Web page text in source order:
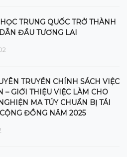
TRUNG QUỐC TRỞ THÀNH
ĐẦU TƯƠNG LAI
TRUYỀN CHÍNH SÁCH VIỆC
– GIỚI THIỆU VIỆC LÀM CHO
MA TÚY CHUẨN BỊ TÁI
ĐỒNG NĂM 2025